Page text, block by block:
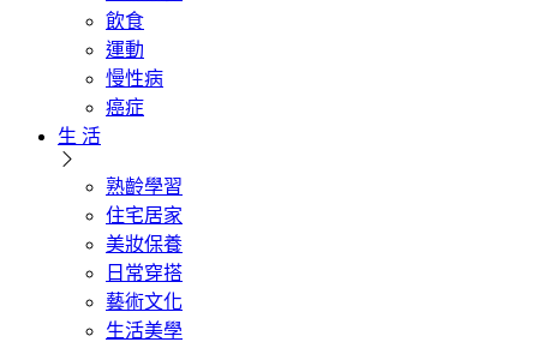
飲食
運動
慢性病
癌症
生 活
熟齡學習
住宅居家
美妝保養
日常穿搭
藝術文化
生活美學